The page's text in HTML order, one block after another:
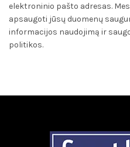
elektroninio pašto adresas.
apsaugoti jūsų duomenų
informacijos naudojimą ir
politikos.